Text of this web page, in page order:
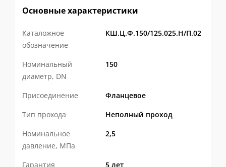
с 2002 года. За это время конструкция
прошла десятки модернизаций, основанных
на опыте эксплуатации, пожеланиях
заказчиков и собственных инженерных
увеличить ресурс, упростить монтаж и
Основные характеристики
Каталожное
обозначение
КШ.Ц.Ф.150/125.025.Н/П.02
Номинальный
диаметр, DN
150
Присоединение
Фланцевое
Тип прохода
Неполный проход
Номинальное
давление, МПа
2,5
Гарантия
5 лет